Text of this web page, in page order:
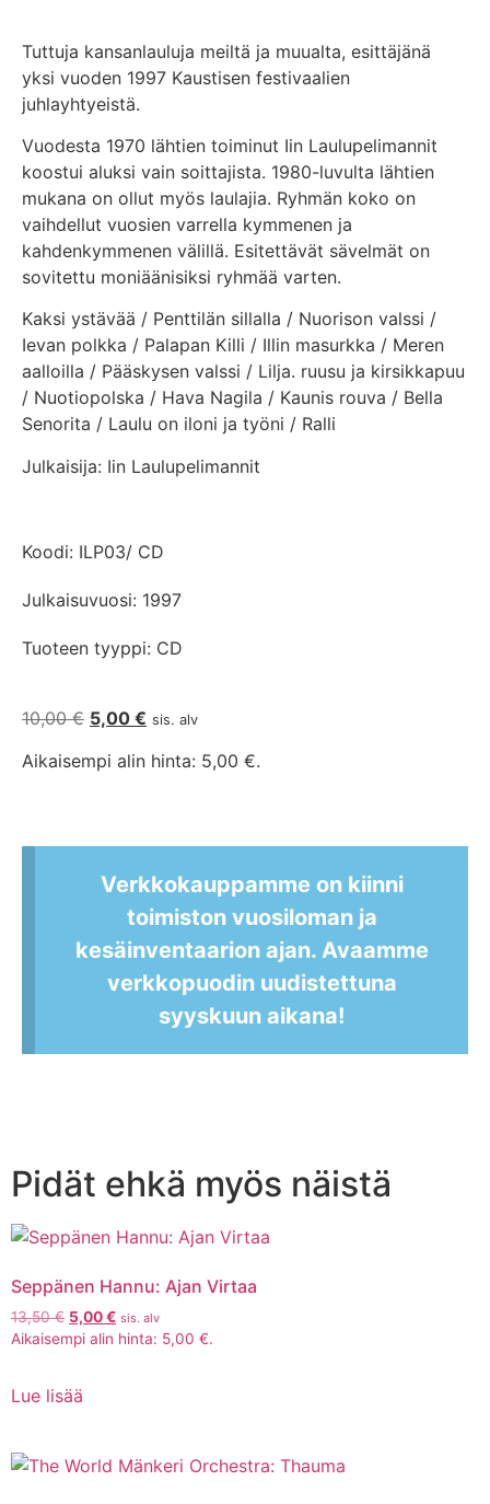
Tuttuja kansanlauluja meiltä ja muualta, esittäjänä
yksi vuoden 1997 Kaustisen festivaalien
juhlayhtyeistä.
Vuodesta 1970 lähtien toiminut Iin Laulupelimannit
koostui aluksi vain soittajista. 1980-luvulta lähtien
mukana on ollut myös laulajia. Ryhmän koko on
vaihdellut vuosien varrella kymmenen ja
kahdenkymmenen välillä. Esitettävät sävelmät on
sovitettu moniäänisiksi ryhmää varten.
Kaksi ystävää / Penttilän sillalla / Nuorison valssi /
Ievan polkka / Palapan Killi / Illin masurkka / Meren
aalloilla / Pääskysen valssi / Lilja. ruusu ja kirsikkapuu
/ Nuotiopolska / Hava Nagila / Kaunis rouva / Bella
Senorita / Laulu on iloni ja työni / Ralli
Julkaisija: Iin Laulupelimannit
Koodi: ILP03/ CD
Julkaisuvuosi: 1997
Tuoteen tyyppi: CD
10,00€ 5,00 € sis. alv
Aikaisempi alin hinta: 5,00 €.
Verkkokauppamme on kiinni
toimiston vuosiloman ja
kesäinventaarion ajan. Avaamme
verkkopuodin uudistettuna
syyskuun aikana!
Pidät ehkä myös näistä
Seppänen Hannu: Ajan Virtaa
13,50€ 5,00€ sis. alv
Aikaisempi alin hinta: 5,00 €.
Lue lisää